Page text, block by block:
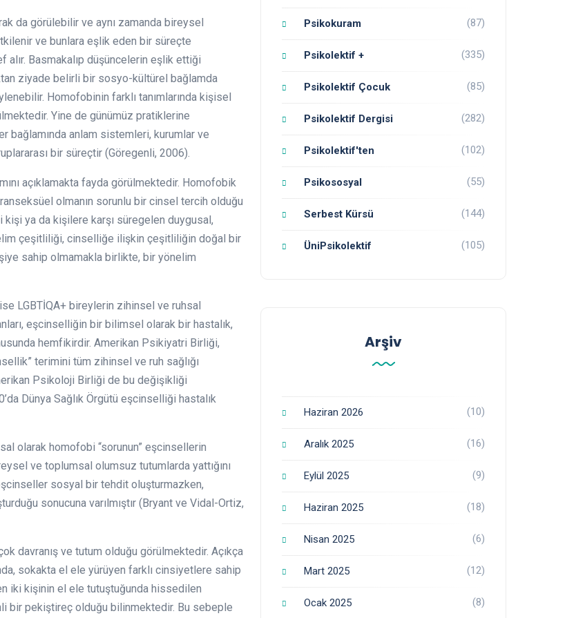
da görülebilir ve aynı zamanda bireysel
ve bunlara eşlik eden bir süreçte
Basmakalıp düşüncelerin eşlik ettiği
ziyade belirli bir sosyo-kültürel bağlamda
Homofobinin farklı tanımlarında kişisel
Yine de günümüz pratiklerine
bağlamında anlam sistemleri, kurumlar ve
bir süreçtir (Göregenli, 2006).
açıklamakta fayda görülmektedir. Homofobik
olmanın sorunlu bir cinsel tercih olduğu
ya da kişilere karşı süregelen duygusal,
çeşitliliği, cinselliğe ilişkin çeşitliliğin doğal bir
sahip olmamakla birlikte, bir yönelim
LGBTİQA+ bireylerin zihinsel ve ruhsal
eşcinselliğin bir bilimsel olarak bir hastalık,
hemfikirdir. Amerikan Psikiyatri Birliği,
terimini tüm zihinsel ve ruh sağlığı
Psikoloji Birliği de bu değişikliği
Dünya Sağlık Örgütü eşcinselliği hastalık
olarak homofobi “sorunun” eşcinsellerin
ve toplumsal olumsuz tutumlarda yattığını
sosyal bir tehdit oluşturmazken,
sonucuna varılmıştır (Bryant ve Vidal-Ortiz,
davranış ve tutum olduğu görülmektedir. Açıkça
sokakta el ele yürüyen farklı cinsiyetlere sahip
iki kişinin el ele tutuştuğunda hissedilen
bir pekiştireç olduğu bilinmektedir. Bu sebeple
Psikokuram (87)
Psikolektif + (335)
Psikolektif Çocuk (85)
Psikolektif Dergisi (282)
Psikolektif'ten (102)
Psikososyal (55)
Serbest Kürsü (144)
ÜniPsikolektif (105)
Arşiv
Haziran 2026 (10)
Aralık 2025 (16)
Eylül 2025 (9)
Haziran 2025 (18)
Nisan 2025 (6)
Mart 2025 (12)
Ocak 2025 (8)